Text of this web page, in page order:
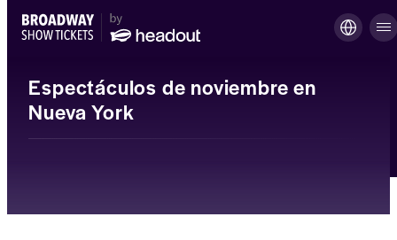
Espectáculos de noviembre en
Nueva York